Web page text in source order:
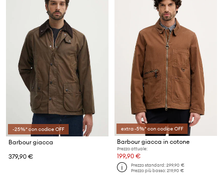
-25%* con codice OFF
Barbour giacca
379,90 €
extra -5%* con codice OFF
Barbour giacca in cotone
Prezzo attuale:
199,90 €
Prezzo standard:299,90 €
Prezzo più basso:219,90 €